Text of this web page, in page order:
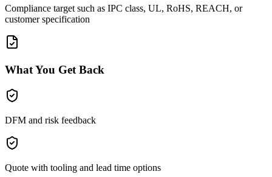
Compliance target such as IPC class, UL, RoHS, REACH, or
customer specification
What You Get Back
DFM and risk feedback
Quote with tooling and lead time options